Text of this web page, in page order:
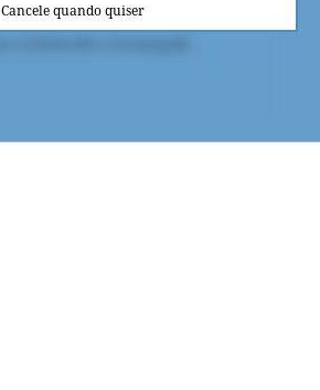
Cancele quando quiser